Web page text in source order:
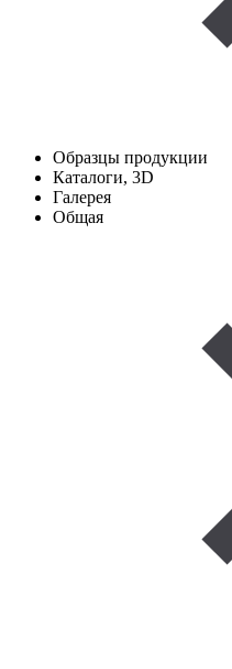
Образцы продукции
Каталоги, 3D
Галерея
Общая